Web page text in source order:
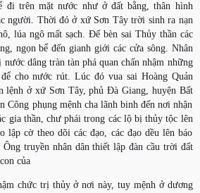
đi trên mặt nước như ở đất bằng, thân hình
người. Thời đó ở xứ Sơn Tây trời sinh ra nạn
lúa ngô mất sạch. Đế bèn sai Thủy thần các
ngọn bể đến gianh giới các cửa sông. Nhân
dâng tràn tàn phá quan chấn nhậm những
cho nước rút. Lúc đó vua sai Hoàng Quản
lệnh ở xứ Sơn Tây, phủ Đà Giang, huyện Bất
Công phụng mệnh cha lãnh binh đến nơi nhận
gia thần, chư phái trong các lộ bị thủy tộc lên
lập cờ theo dõi các đạo, các đạo dều lên báo
truyền nhân dân thiết lập đàn cầu trời đất
của
chức trị thủy ở nơi này, tuy mệnh ở dương